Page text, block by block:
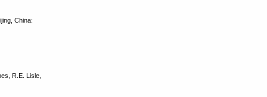
China:
R.E. Lisle,